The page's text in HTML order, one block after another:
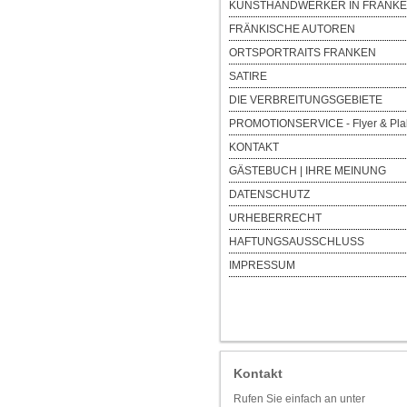
KUNSTHANDWERKER IN
FRÄNKISCHE AUTOREN
ORTSPORTRAITS FRANKEN
SATIRE
DIE VERBREITUNGSGEBIETE
PROMOTIONSERVICE - Flyer &
KONTAKT
GÄSTEBUCH | IHRE MEINUNG
DATENSCHUTZ
URHEBERRECHT
HAFTUNGSAUSSCHLUSS
IMPRESSUM
Kontakt
Rufen Sie einfach an unter